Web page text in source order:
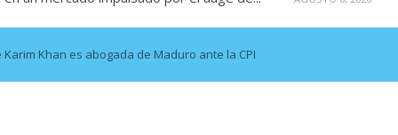
Por Dayana Cristina Duzoglou L. AGOSTO 6, 2026
apagones y promesas incumplidas...
de derechos humanos en el Minister... AGOSTO 6, 2026
Khan es abogada de Maduro ante la CPI